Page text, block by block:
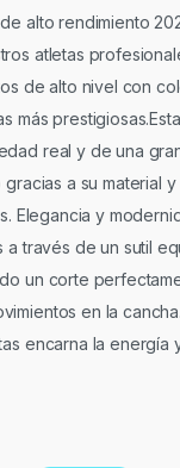
alto rendimiento
atletas
de alto nivel con
más
real y de una
a su material
Elegancia y
a través de un sutil
un corte
en la
encarna la energía